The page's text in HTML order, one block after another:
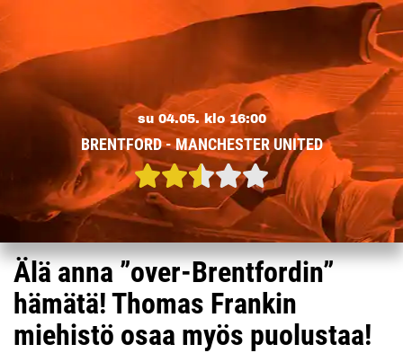
su 04.05. klo 16:00
BRENTFORD - MANCHESTER UNITED
Älä anna ”over-Brentfordin”
hämätä! Thomas Frankin
miehistö osaa myös puolustaa!